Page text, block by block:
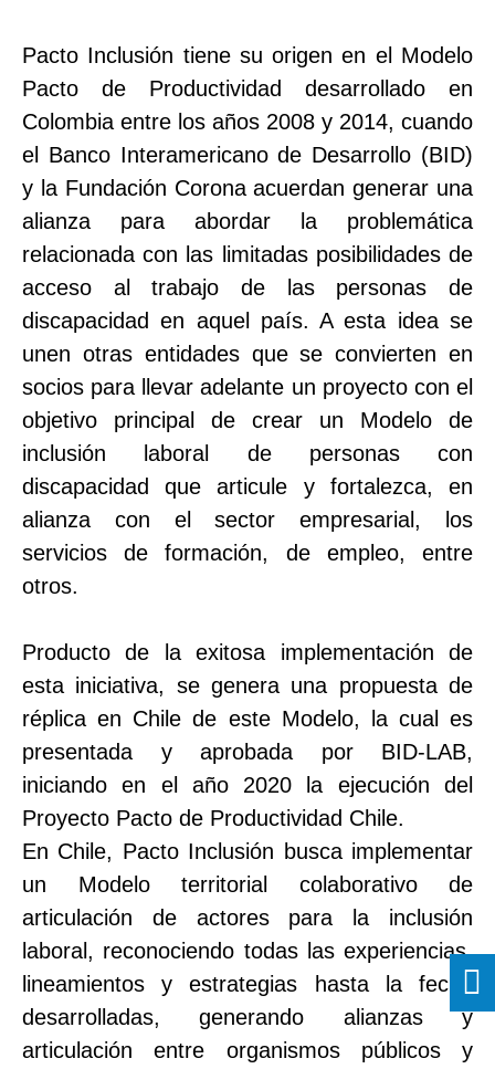
Pacto Inclusión tiene su origen en el Modelo
Pacto de Productividad desarrollado en
Colombia entre los años 2008 y 2014, cuando
el Banco Interamericano de Desarrollo (BID)
y la Fundación Corona acuerdan generar una
alianza para abordar la problemática
relacionada con las limitadas posibilidades de
acceso al trabajo de las personas de
discapacidad en aquel país. A esta idea se
unen otras entidades que se convierten en
socios para llevar adelante un proyecto con el
objetivo principal de crear un Modelo de
inclusión laboral de personas con
discapacidad que articule y fortalezca, en
alianza con el sector empresarial, los
servicios de formación, de empleo, entre
otros.
Producto de la exitosa implementación de
esta iniciativa, se genera una propuesta de
réplica en Chile de este Modelo, la cual es
presentada y aprobada por BID-LAB,
iniciando en el año 2020 la ejecución del
Proyecto Pacto de Productividad Chile.
En Chile, Pacto Inclusión busca implementar
un Modelo territorial colaborativo de
articulación de actores para la inclusión
laboral, reconociendo todas las experiencias,
lineamientos y estrategias hasta la fecha
desarrolladas, generando alianzas y
articulación entre organismos públicos y